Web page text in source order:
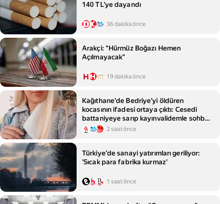
140 TL'ye dayandı
36 dakika önce
Arakçi: "Hürmüz Boğazı Hemen
Açılmayacak"
19 dakika önce
Kağıthane’de Bedriye'yi öldüren
kocasının ifadesi ortaya çıktı: Cesedi
battaniyeye sarıp kayınvalidemle sohbet
ettim
2 saat önce
Türkiye’de sanayi yatırımları geriliyor:
'Sıcak para fabrika kurmaz'
1 saat önce